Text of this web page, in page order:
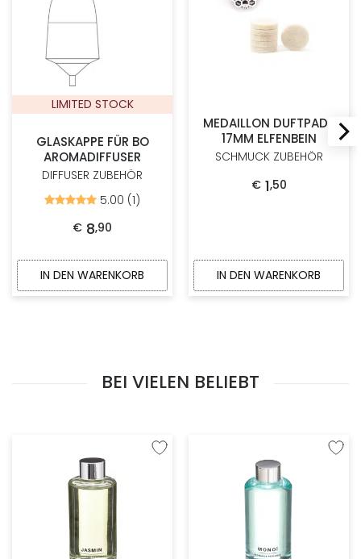
LIMITED STOCK
GLASKAPPE FÜR BO
AROMADIFFUSER
DIFFUSER ZUBEHÖR
Bewertet
5.00
von
5.00 (1)
€ 8,90
IN DEN WARENKORB
MEDAILLON DUFTPADS
17MM ELFENBEIN
SCHMUCK ZUBEHÖR
€ 1,50
IN DEN WARENKORB
BEI VIELEN BELIEBT
Zur Wunschliste hinzufügen Zur